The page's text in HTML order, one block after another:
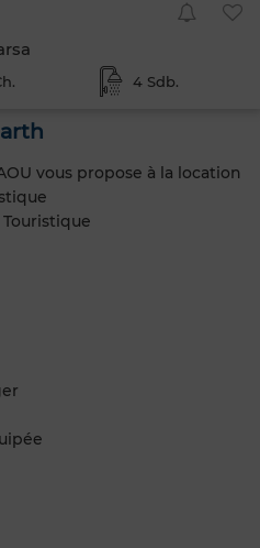
4 Sdb.
vous propose à la location